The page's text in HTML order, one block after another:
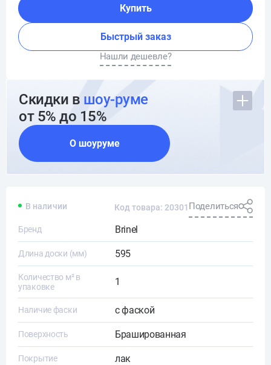
Купить
Быстрый заказ
Нашли дешевле?
Скидки в шоу-руме
от 5% до 15%
О шоуруме
В наличии Код товара: 20301 Поделиться
Бренд Brinel
Длина доски (мм) 595
Количество м² в
упаковке
1
Наличие фаски с фаской
Поверхность Брашированная
Покрытие лак